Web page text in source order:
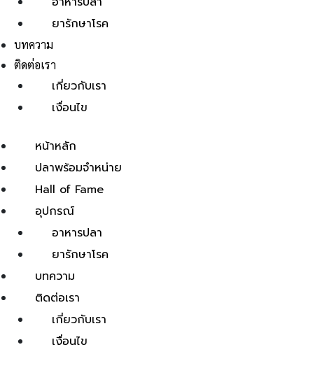
ยารักษาโรค
บทความ
ติดต่อเรา
เกี่ยวกับเรา
เงื่อนไข
หน้าหลัก
ปลาพร้อมจำหน่าย
Hall of Fame
อุปกรณ์
อาหารปลา
ยารักษาโรค
บทความ
ติดต่อเรา
เกี่ยวกับเรา
เงื่อนไข